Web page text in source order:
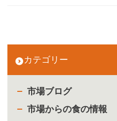
カテゴリー
市場ブログ
市場からの食の情報